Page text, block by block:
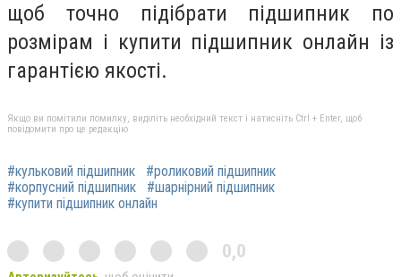
щоб точно підібрати підшипник по
розмірам і купити підшипник онлайн із
гарантією якості.
Якщо ви помітили помилку, виділіть необхідний текст і натисніть Ctrl + Enter, щоб
повідомити про це редакцію
#кульковий підшипник
#роликовий підшипник
#корпусний підшипник
#шарнірний підшипник
#купити підшипник онлайн
0,0